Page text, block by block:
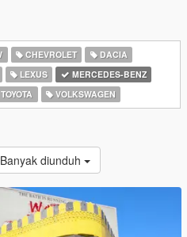
CHEVROLET
DACIA
LEXUS
MERCEDES-BENZ
VOLKSWAGEN
diunduh